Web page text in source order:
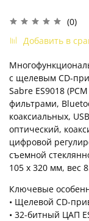
(0)
Добавить в
с щелевым CD-
Sabre ES9018
фильтрами,
коаксиальных,
оптический,
цифровой
съемной
105 x 320 мм, вес
Ключевые
• Щелевой CD-
• 32-битный ЦАП